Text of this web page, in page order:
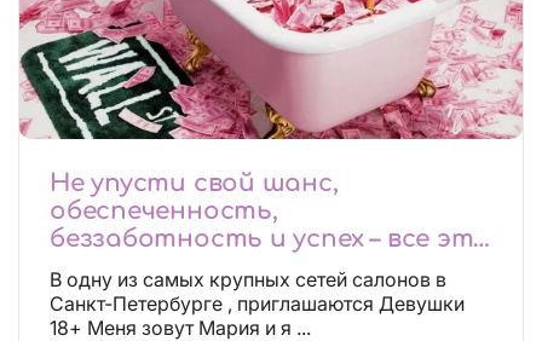
Не упусти свой шанс,
обеспеченность,
беззаботность и успех – все это
будет уже завтра, поспеши!
Лучшие условия!
В одну из самых крупных сетей салонов в
Санкт-Петербурге , приглашаются Девушки
18+ Меня зовут Мария и я ...